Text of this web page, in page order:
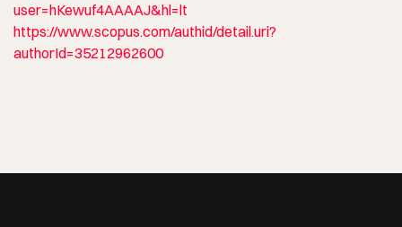
user=hKewuf4AAAAJ&hl=lt
https://www.scopus.com/authid/detail.uri?
authorId=35212962600